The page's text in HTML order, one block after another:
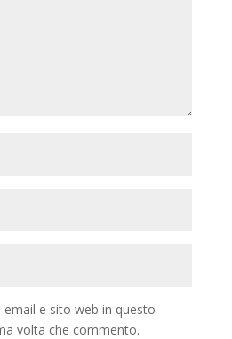
email e sito web in questo
volta che commento.